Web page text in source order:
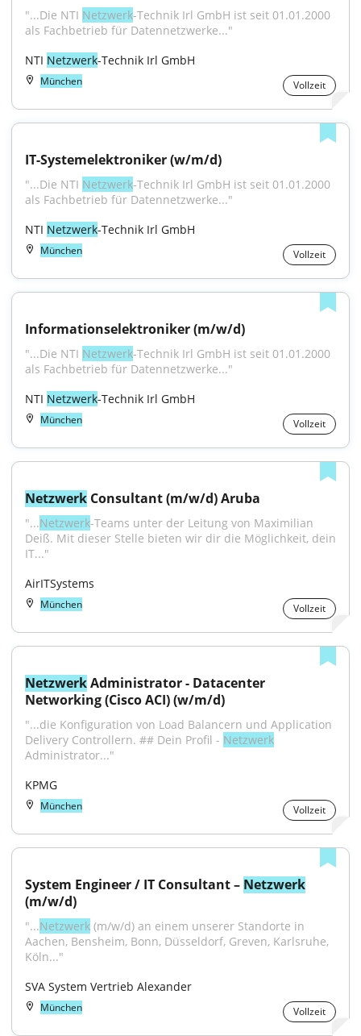
"...Die NTI Netzwerk-Technik Irl GmbH ist seit 01.01.2000
als Fachbetrieb für Datennetzwerke..."
NTI Netzwerk-Technik Irl GmbH
München Vollzeit
IT-Systemelektroniker (w/m/d)
"...Die NTI Netzwerk-Technik Irl GmbH ist seit 01.01.2000
als Fachbetrieb für Datennetzwerke..."
NTI Netzwerk-Technik Irl GmbH
München Vollzeit
Informationselektroniker (m/w/d)
"...Die NTI Netzwerk-Technik Irl GmbH ist seit 01.01.2000
als Fachbetrieb für Datennetzwerke..."
NTI Netzwerk-Technik Irl GmbH
München Vollzeit
Netzwerk Consultant (m/w/d) Aruba
"...Netzwerk-Teams unter der Leitung von Maximilian
Deiß. Mit dieser Stelle bieten wir dir die Möglichkeit, dein
IT..."
AirITSystems
München Vollzeit
Netzwerk Administrator - Datacenter
Networking (Cisco ACI) (w/m/d)
"...die Konfiguration von Load Balancern und Application
Delivery Controllern. ## Dein Profil - Netzwerk
Administrator..."
KPMG
München Vollzeit
System Engineer / IT Consultant – Netzwerk
(m/w/d)
"...Netzwerk (m/w/d) an einem unserer Standorte in
Aachen, Bensheim, Bonn, Düsseldorf, Greven, Karlsruhe,
Köln..."
SVA System Vertrieb Alexander
München Vollzeit